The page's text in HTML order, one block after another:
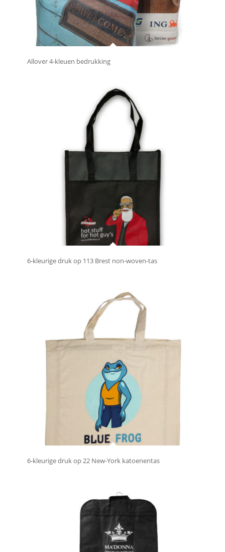
Allover 4-kleuen bedrukking
6-kleurige druk op 113 Brest non-woven-tas
6-kleurige druk op 22 New-York katoenentas